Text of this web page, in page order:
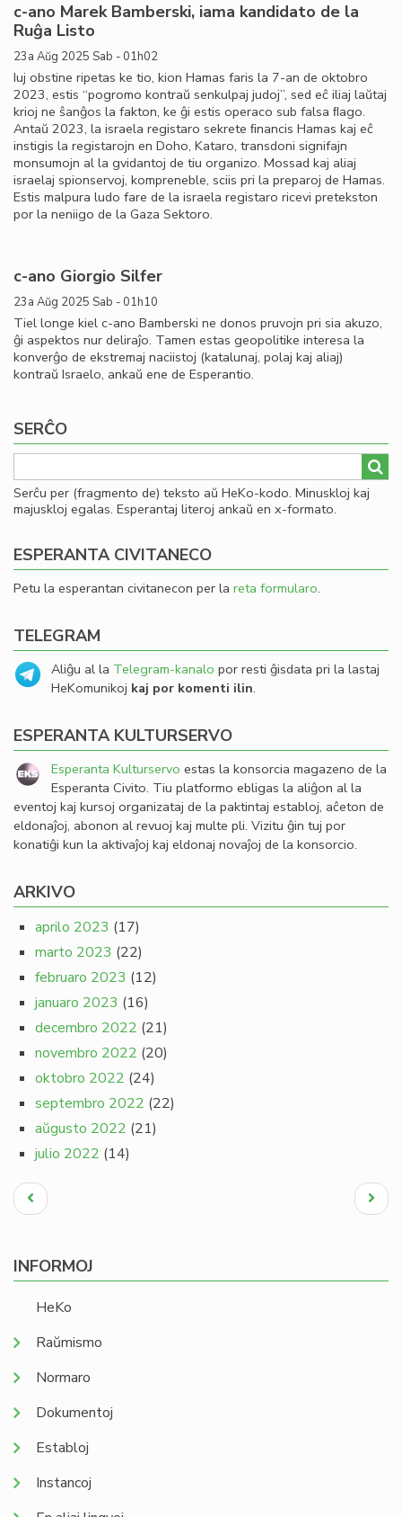
c-ano Marek Bamberski, iama kandidato de la
Ruĝa Listo
23a Aŭg 2025 Sab - 01h02
Iuj obstine ripetas ke tio, kion Hamas faris la 7-an de oktobro
2023, estis “pogromo kontraŭ senkulpaj judoj”, sed eĉ iliaj laŭtaj
krioj ne ŝanĝos la fakton, ke ĝi estis operaco sub falsa ﬂago.
Antaŭ 2023, la israela registaro sekrete ﬁnancis Hamas kaj eĉ
instigis la registarojn en Doho, Kataro, transdoni signifajn
monsumojn al la gvidantoj de tiu organizo. Mossad kaj aliaj
israelaj spionservoj, kompreneble, sciis pri la preparoj de Hamas.
Estis malpura ludo fare de la israela registaro ricevi pretekston
por la neniigo de la Gaza Sektoro.
c-ano Giorgio Silfer
23a Aŭg 2025 Sab - 01h10
Tiel longe kiel c-ano Bamberski ne donos pruvojn pri sia akuzo,
ĝi aspektos nur deliraĵo. Tamen estas geopolitike interesa la
konverĝo de ekstremaj naciistoj (katalunaj, polaj kaj aliaj)
kontraŭ Israelo, ankaŭ ene de Esperantio.
SERĈO
Serĉu per (fragmento de) teksto aŭ HeKo-kodo. Minuskloj kaj
majuskloj egalas. Esperantaj literoj ankaŭ en x-formato.
ESPERANTA CIVITANECO
Petu la esperantan civitanecon per la reta formularo.
TELEGRAM
Aliĝu al la Telegram-kanalo por resti ĝisdata pri la lastaj
HeKomunikoj kaj por komenti ilin.
ESPERANTA KULTURSERVO
Esperanta Kulturservo estas la konsorcia magazeno de la
Esperanta Civito. Tiu platformo ebligas la aliĝon al la
eventoj kaj kursoj organizataj de la paktintaj establoj, aĉeton de
eldonaĵoj, abonon al revuoj kaj multe pli. Vizitu ĝin tuj por
konatiĝi kun la aktivaĵoj kaj eldonaj novaĵoj de la konsorcio.
ARKIVO
aprilo 2023 (17)
marto 2023 (22)
februaro 2023 (12)
januaro 2023 (16)
decembro 2022 (21)
novembro 2022 (20)
oktobro 2022 (24)
septembro 2022 (22)
aŭgusto 2022 (21)
julio 2022 (14)
Pagination
Antaŭa
paĝo
Next
page
INFORMOJ
HeKo
Raŭmismo
Normaro
Dokumentoj
Establoj
Instancoj